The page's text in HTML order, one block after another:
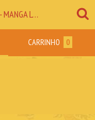
BLUSA ORIENTAL CHINESA PRETA INVERNO - MANGA LONGA
CARRINHO 0